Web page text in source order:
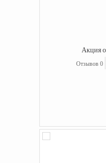
Акция
Отзывов 0